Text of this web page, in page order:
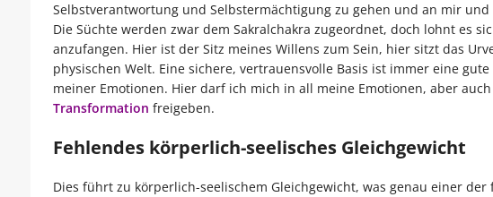
Selbstverantwortung und Selbstermächtigung zu gehen und an mir
Die Süchte werden zwar dem Sakralchakra zugeordnet, doch lohnt es
anzufangen. Hier ist der Sitz meines Willens zum Sein, hier sitzt das
physischen Welt. Eine sichere, vertrauensvolle Basis ist immer eine
meiner Emotionen. Hier darf ich mich in all meine Emotionen, aber
Transformation freigeben.
Fehlendes körperlich-seelisches Gleichgewicht
Dies führt zu körperlich-seelischem Gleichgewicht, was genau einer